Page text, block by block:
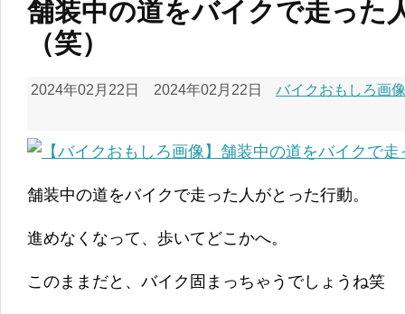
舗装中の道をバイクで走った
（笑）
2024年02月22日 2024年02月22日 バイクおもしろ画
舗装中の道をバイクで走った人がとった行動。
進めなくなって、歩いてどこかへ。
このままだと、バイク固まっちゃうでしょうね笑